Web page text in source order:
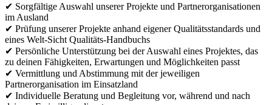
✔ Sorgfältige Auswahl unserer Projekte und Partnerorganisationen
im Ausland
✔ Prüfung unserer Projekte anhand eigener Qualitätsstandards und
eines Welt-Sicht Qualitäts-Handbuchs
✔ Persönliche Unterstützung bei der Auswahl eines Projektes, das
zu deinen Fähigkeiten, Erwartungen und Möglichkeiten passt
✔ Vermittlung und Abstimmung mit der jeweiligen
Partnerorganisation im Einsatzland
✔ Individuelle Beratung und Begleitung vor, während und nach